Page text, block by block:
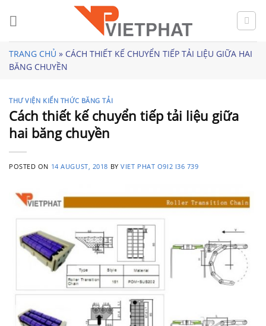
TRANG CHỦ » CÁCH THIẾT KẾ CHUYỂN TIẾP TẢI LIỆU GIỮA HAI
BĂNG CHUYỀN
THƯ VIỆN KIẾN THỨC BĂNG TẢI
Cách thiết kế chuyển tiếp tải liệu giữa
hai băng chuyền
POSTED ON 14 AUGUST, 2018 BYVIET PHAT O9I2 I36 739